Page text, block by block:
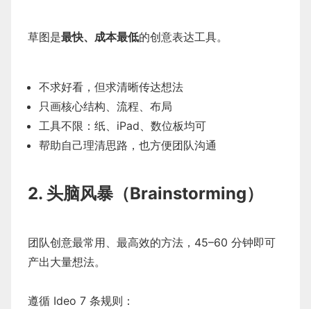
草图是最快、成本最低的创意表达工具。
不求好看，但求清晰传达想法
只画核心结构、流程、布局
工具不限：纸、iPad、数位板均可
帮助自己理清思路，也方便团队沟通
2. 头脑风暴（Brainstorming）
团队创意最常用、最高效的方法，45–60 分钟即可
产出大量想法。
遵循 Ideo 7 条规则：